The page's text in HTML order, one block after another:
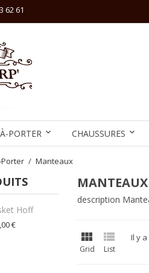
62 61
PORTER CHAUSSURES
Manteaux
Hoff
€
MANTEAUX
description

Grid

List
Il y